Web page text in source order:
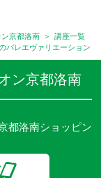
ますのでお問い合
いろいろあります
講を中止または延
説明をさせていた
京都洛南
講座一覧
バレエヴァリエーション
ン京都洛南
都洛南ショッピン